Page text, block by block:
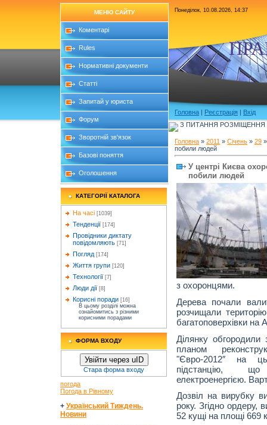
МЕНЮ САЙТУ
Коментарі
Rules
Нормативні документи
Статті
Запитай у юриста
Форум
Зворотній зв'язок
Базові поняття
Оголошення
КАТЕГОРІЇ КАТАЛОГА
На часі [1039]
Тенденції [174]
Провідники диктату
повідомляють [71]
Погляд [174]
Життя групи [120]
Технології [7]
Люди дії [8]
Корисні поради [16]
В цьому розділі можна
ознайомитись з різними
корисними порадами
ФОРМА ВХОДУ
Увійти через uID
Стара форма входу
погода
Погода в Рівному
+ Український Тиждень.
Новини
Понеділок, 10.08.2026, 14:37
Головна | Реєстрація | Вхід
З ПИТАННЯ РОЗМІЩЕННЯ
Головна » 2011 » Січень » 29
побили людей
У центрі Києва
побили людей
з охоронцями.
Дерева почали
розчищали
багатоповерхівки на
Ділянку
планом
"Євро-2012″ на
підстанцію, що
електроенергією.
Дозвіл на вирубку
року. Згідно ордеру,
52 кущі на площі 669